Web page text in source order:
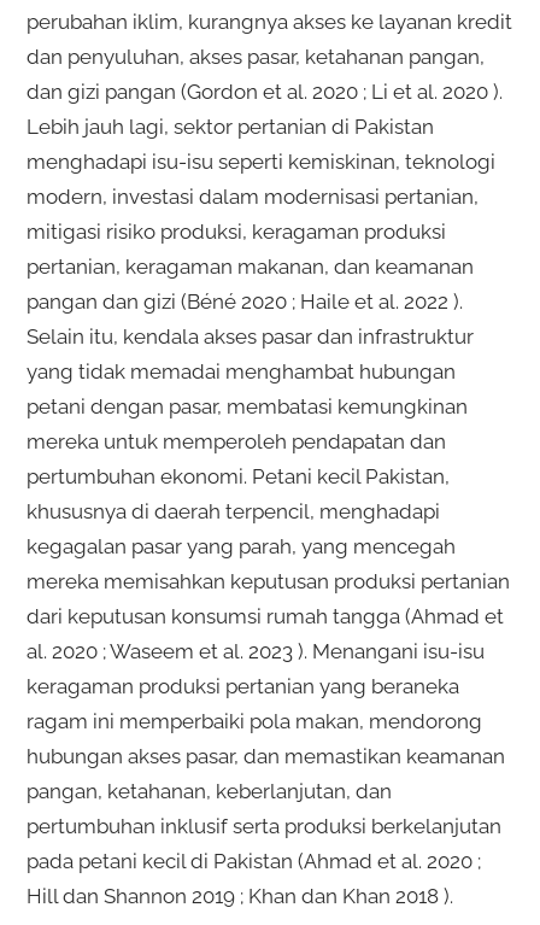
perubahan iklim, kurangnya akses ke layanan kredit
dan penyuluhan, akses pasar, ketahanan pangan,
dan gizi pangan (Gordon et al. 2020 ; Li et al. 2020 ).
Lebih jauh lagi, sektor pertanian di Pakistan
menghadapi isu-isu seperti kemiskinan, teknologi
modern, investasi dalam modernisasi pertanian,
mitigasi risiko produksi, keragaman produksi
pertanian, keragaman makanan, dan keamanan
pangan dan gizi (Béné 2020 ; Haile et al. 2022 ).
Selain itu, kendala akses pasar dan infrastruktur
yang tidak memadai menghambat hubungan
petani dengan pasar, membatasi kemungkinan
mereka untuk memperoleh pendapatan dan
pertumbuhan ekonomi. Petani kecil Pakistan,
khususnya di daerah terpencil, menghadapi
kegagalan pasar yang parah, yang mencegah
mereka memisahkan keputusan produksi pertanian
dari keputusan konsumsi rumah tangga (Ahmad et
al. 2020 ; Waseem et al. 2023 ). Menangani isu-isu
keragaman produksi pertanian yang beraneka
ragam ini memperbaiki pola makan, mendorong
hubungan akses pasar, dan memastikan keamanan
pangan, ketahanan, keberlanjutan, dan
pertumbuhan inklusif serta produksi berkelanjutan
pada petani kecil di Pakistan (Ahmad et al. 2020 ;
Hill dan Shannon 2019 ; Khan dan Khan 2018 ).